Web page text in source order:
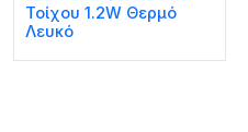
Τοίχου 1.2W Θερμό
Λευκό